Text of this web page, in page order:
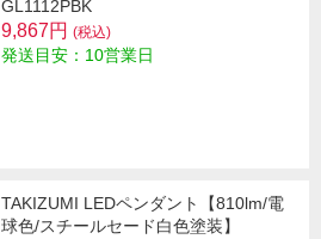
GL1112PBK
9,867円 (税込)
発送目安：10営業日
TAKIZUMI LEDペンダント【810lm/電
球色/スチールセード白色塗装】